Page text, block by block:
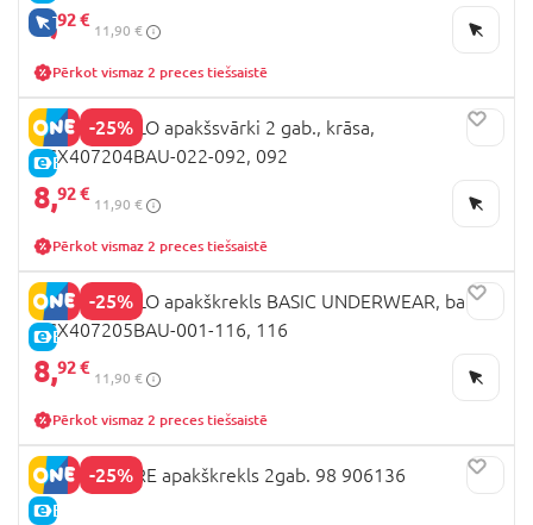
TIKAI TIEŠSAISTĒ
8,92 €
11,90 €
Pērkot vismaz 2 preces tiešsaistē
-25%
E-CENA
COCCODRILLO apakšsvārki 2 gab., krāsa,
XCX407204BAU-022-092, 092
8,92 €
11,90 €
Pērkot vismaz 2 preces tiešsaistē
-25%
E-CENA
COCCODRILLO apakškrekls BASIC UNDERWEAR, balta,
XCX407205BAU-001-116, 116
8,92 €
11,90 €
Pērkot vismaz 2 preces tiešsaistē
-25%
E-CENA
MOTHERCARE apakškrekls 2gab. 98 906136